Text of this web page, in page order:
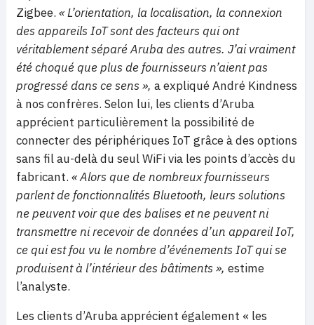
Zigbee. « L’orientation, la localisation, la connexion
des appareils IoT sont des facteurs qui ont
véritablement séparé Aruba des autres. J’ai vraiment
été choqué que plus de fournisseurs n’aient pas
progressé dans ce sens », a expliqué André Kindness
à nos confrères. Selon lui, les clients d’Aruba
apprécient particulièrement la possibilité de
connecter des périphériques IoT grâce à des options
sans fil au-delà du seul WiFi via les points d’accès du
fabricant. « Alors que de nombreux fournisseurs
parlent de fonctionnalités Bluetooth, leurs solutions
ne peuvent voir que des balises et ne peuvent ni
transmettre ni recevoir de données d’un appareil IoT,
ce qui est fou vu le nombre d’événements IoT qui se
produisent à l’intérieur des bâtiments », estime
l’analyste.
Les clients d’Aruba apprécient également « les